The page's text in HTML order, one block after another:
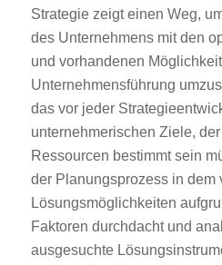
Strategie zeigt einen Weg,
des Unternehmens mit den
und vorhandenen
Unternehmensführung
das vor jeder
unternehmerischen Ziele,
Ressourcen bestimmt sein
der Planungsprozess in dem
Lösungsmöglichkeiten
Faktoren durchdacht und
ausgesuchte